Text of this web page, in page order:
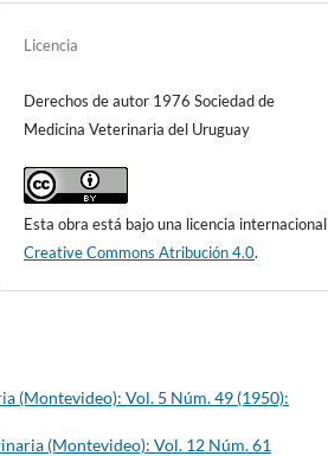
Licencia
Derechos de autor 1976 Sociedad de
Medicina Veterinaria del Uruguay
Esta obra está bajo una licencia internacional
Creative Commons Atribución 4.0.
(Montevideo): Vol. 5 Núm. 49 (1950):
(Montevideo): Vol. 12 Núm. 61